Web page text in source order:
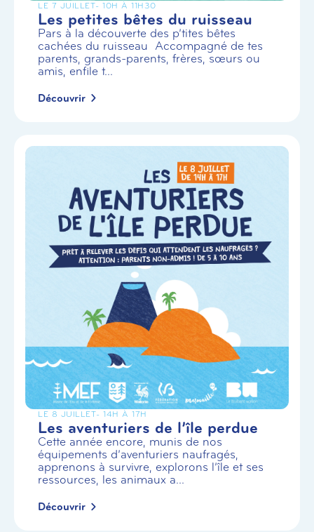
LE 7 JUILLET- 10H À 11H30
Les petites bêtes du ruisseau
Pars à la découverte des p’tites bêtes
cachées du ruisseau Accompagné de tes
parents, grands-parents, frères, sœurs ou
amis, enfile t...
Découvrir
LE 8 JUILLET- 14H À 17H
Les aventuriers de l’île perdue
Cette année encore, munis de nos
équipements d’aventuriers naufragés,
apprenons à survivre, explorons l’île et ses
ressources, les animaux a...
Découvrir